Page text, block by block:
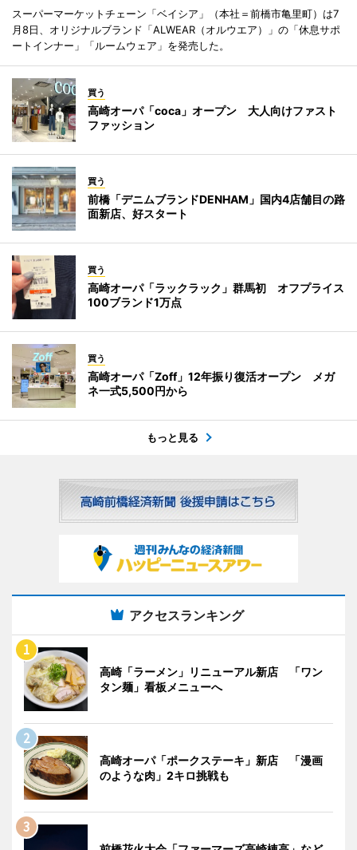
スーパーマーケットチェーン「ベイシア」（本社＝前橋市亀里町）は7
月8日、オリジナルブランド「ALWEAR（オルウエア）」の「休息サポ
ートインナー」「ルームウェア」を発売した。
買う
高崎オーパ「coca」オープン 大人向けファスト
ファッション
買う
前橋「デニムブランドDENHAM」国内4店舗目の路
面新店、好スタート
買う
高崎オーパ「ラックラック」群馬初 オフプライス
100ブランド1万点
買う
高崎オーパ「Zoff」12年振り復活オープン メガ
ネ一式5,500円から
もっと見る
アクセスランキング
高崎「ラーメン」リニューアル新店 「ワン
タン麺」看板メニューへ
高崎オーパ「ポークステーキ」新店 「漫画
のような肉」2キロ挑戦も